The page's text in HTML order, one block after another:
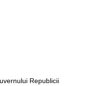
Republicii